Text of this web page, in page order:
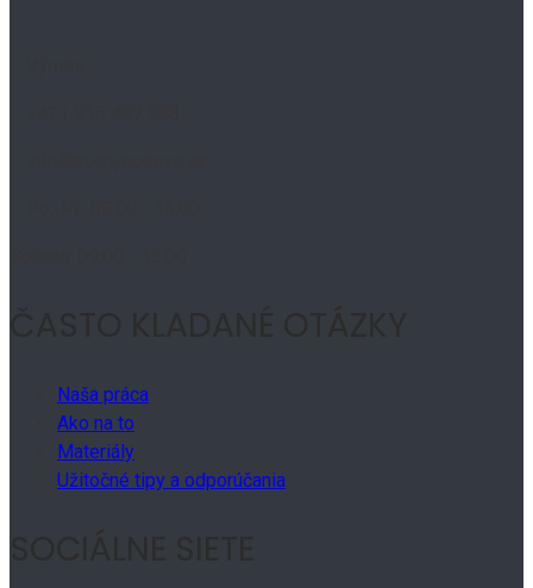
Naša práca
Ako na to
Materiály
Užitočné tipy a odporúčania